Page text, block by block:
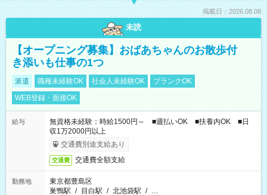
掲載日：2026.08.08
未読
【オープニング募集】おばあちゃんのお散歩付
き添いも仕事の1つ
派遣 職種未経験OK 社会人未経験OK
ブランクOK
WEB登録・面接OK
給与
無資格未経験：時給1500円～ ■週払いOK ■扶養内OK ■日
収1万2000円以上
交通費別途支給あり
交通費 交通費全額支給
勤務地
東京都豊島区
巣鴨駅 / 目白駅 / 北池袋駅 / …